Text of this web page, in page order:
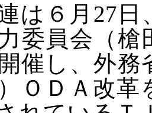
は６月27
委員会（
催し、外
ＯＤＡ改